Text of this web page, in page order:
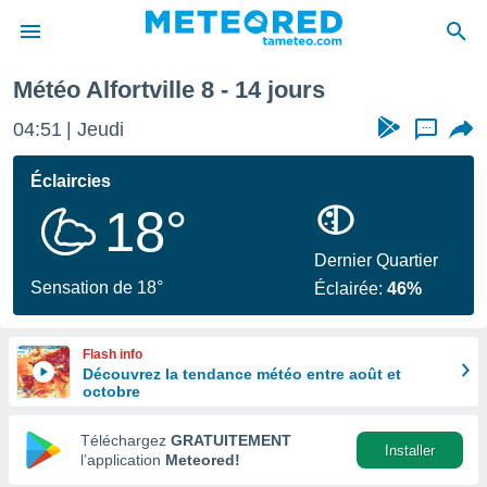
de
en
Météo Alfortville 8 - 14 jours
04:51 Jeudi ...
Éclaircies
18°
Sensation de 18°
Dernier Quartier
Éclairée:46%
Flash info
Découvrez la tendance météo entre août et
octobre
Téléchargez GRATUITEMENT
l’application Meteored!
Installer